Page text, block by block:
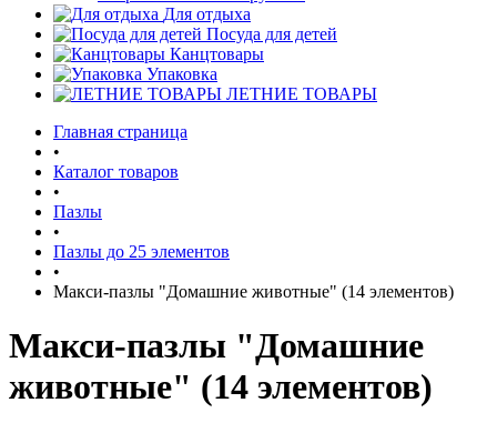
Для отдыха
Посуда для детей
Канцтовары
Упаковка
ЛЕТНИЕ ТОВАРЫ
Главная страница
•
Каталог товаров
•
Пазлы
•
Пазлы до 25 элементов
•
Макси-пазлы "Домашние животные" (14 элементов)
Макси-пазлы "Домашние
животные" (14 элементов)